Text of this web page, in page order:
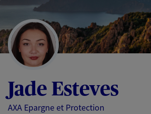
pied
de
page
Jade Esteves
AXA Epargne et Protection